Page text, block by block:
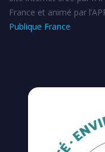
France et animé par
Publique France